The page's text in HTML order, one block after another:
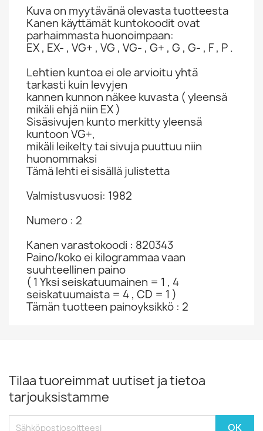
Kuva on myytävänä olevasta tuotteesta
Kanen käyttämät kuntokoodit ovat
parhaimmasta huonoimpaan:
EX , EX- , VG+ , VG , VG- , G+ , G , G- , F , P .
Lehtien kuntoa ei ole arvioitu yhtä
tarkasti kuin levyjen
kannen kunnon näkee kuvasta ( yleensä
mikäli ehjä niin EX )
Sisäsivujen kunto merkitty yleensä
kuntoon VG+,
mikäli leikelty tai sivuja puuttuu niin
huonommaksi
Tämä lehti ei sisällä julistetta
Valmistusvuosi: 1982
Numero : 2
Kanen varastokoodi : 820343
Paino/koko ei kilogrammaa vaan
suuhteellinen paino
( 1 Yksi seiskatuumainen = 1 , 4
seiskatuumaista = 4 , CD = 1 )
Tämän tuotteen painoyksikkö : 2
Tilaa tuoreimmat uutiset ja tietoa
tarjouksistamme